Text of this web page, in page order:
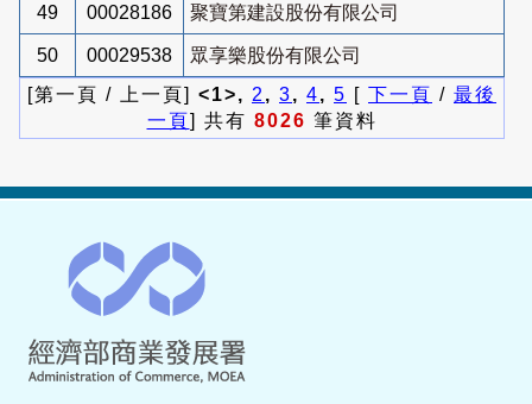
49 00028186 聚寶第建設股份有限公司
50 00029538
眾享樂股份有限公司
[第一頁 / 上一頁] <1>, 2 , 3, 4, 5 [ 下一頁 / 最後
一頁] 共有 8026 筆資料